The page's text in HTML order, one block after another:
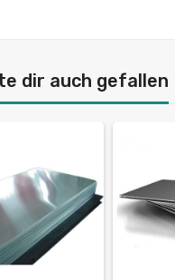
dir auch gefallen